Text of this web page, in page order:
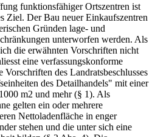
funktionsfähiger Ortszentren ist
Ziel. Der Bau neuer Einkaufszentren
Gründen lage- und
unterworfen werden. Als
die erwähnten Vorschriften nicht
eine verfassungskonforme
des Landratsbeschlusses
des Detailhandels" mit einer
m2 und mehr (§ 1). Als
gelten ein oder mehrere
Nettoladenfläche in enger
stehen und die unter sich eine